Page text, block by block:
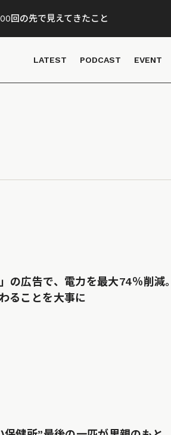
回の先で見えてきたこと
LATEST PODCAST EVENT
の広告で、電力を最大74％削減。
ることを大事に